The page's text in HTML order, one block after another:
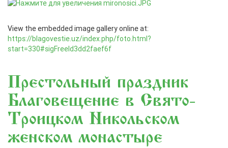
View the embedded image gallery online at:
https://blagovestie.uz/index.php/foto.html?
start=330#sigFreeId3dd2faef6f
Престольный праздник
Благовещение в Свято-
Троицком Никольском
женском монастыре